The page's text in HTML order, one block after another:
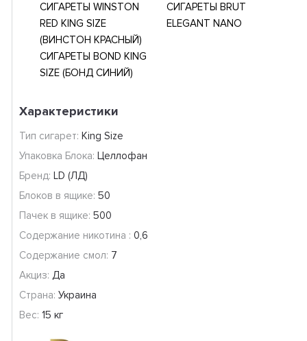
СИГАРЕТЫ WINSTON
RED KING SIZE
(ВИНСТОН КРАСНЫЙ)
СИГАРЕТЫ BOND KING
SIZE (БОНД СИНИЙ)
СИГАРЕТЫ BRUT
ELEGANT NANO
Характеристики
Тип сигарет: King Size
Упаковка Блока: Целлофан
Бренд: LD (ЛД)
Блоков в ящике: 50
Пачек в ящике: 500
Содержание никотина : 0,6
Содержание смол: 7
Акциз: Да
Страна: Украина
Вес: 15 кг